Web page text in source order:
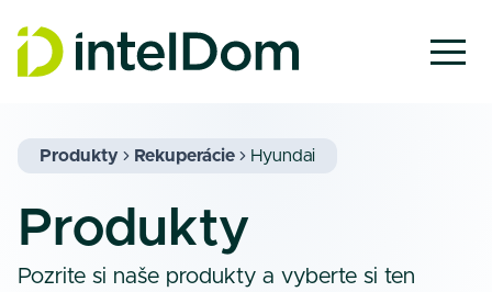
Produkty Rekuperácie Hyundai
Produkty
Pozrite si naše produkty a vyberte si ten